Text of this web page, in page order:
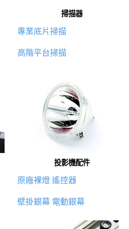
掃描器
專業底片掃描
高階平台掃描
投影機配件
原廠裸燈 遙控器
壁掛銀幕 電動銀幕